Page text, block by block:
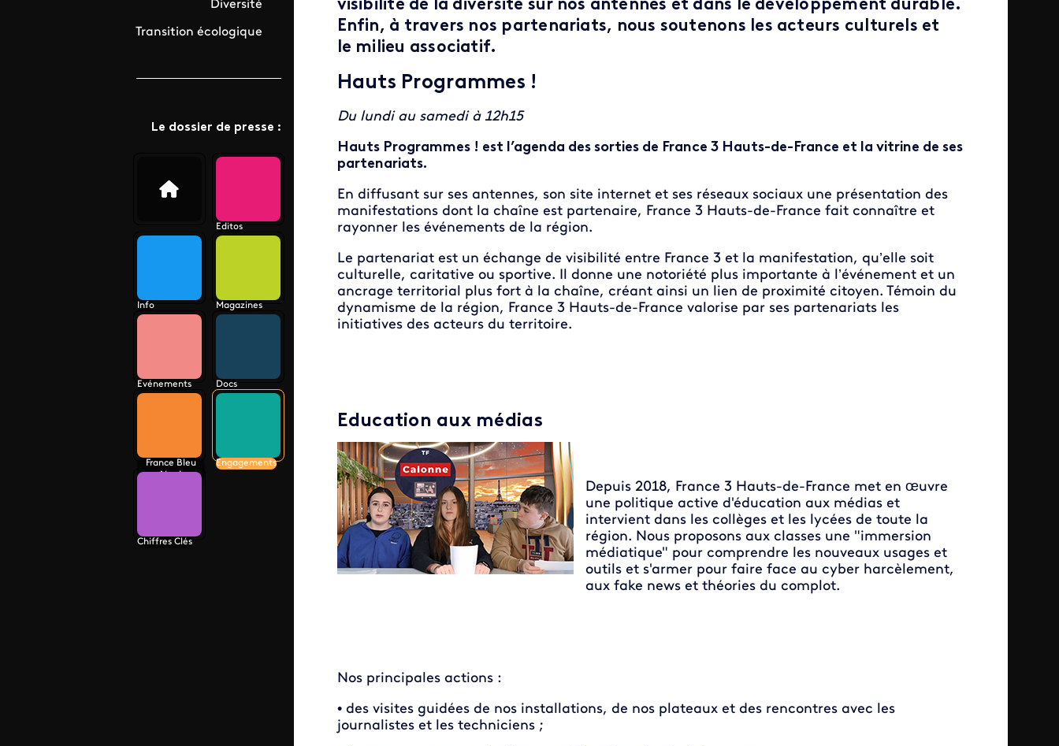
Diversité
Transition écologique
Le dossier de presse :
Editos
Info Magazines
Evénements Docs
France Bleu
Nord
Engagements
Chiffres Clés
visibilité de la diversité sur nos antennes et dans le développement durable.
Enfin, à travers nos partenariats, nous soutenons les acteurs culturels et
le milieu associatif.
Hauts Programmes !
Du lundi au samedi à 12h15
Hauts Programmes ! est l’agenda des sorties de France 3 Hauts-de-France et la vitrine de ses
partenariats.
En diffusant sur ses antennes, son site internet et ses réseaux sociaux une présentation des
manifestations dont la chaîne est partenaire, France 3 Hauts-de-France fait connaître et
rayonner les événements de la région.
Le partenariat est un échange de visi­bilité entre France 3 et la manifestation, qu’elle soit
culturelle, caritative ou sportive. Il donne une notoriété plus importante à l’événement et un
ancrage territorial plus fort à la chaîne, créant ainsi un lien de proximité citoyen. Témoin du
dy­namisme de la région, France 3 Hauts-de-France valorise par ses partenariats les
initiatives des ac­teurs du territoire.
Education aux médias
Depuis 2018, France 3 Hauts-de-France met en œuvre
une politique active d'éducation aux médias et
intervient dans les collèges et les lycées de toute la
région. Nous proposons aux classes une "immersion
médiatique" pour comprendre les nouveaux usages et
outils et s'armer pour faire face au cyber harcèlement,
aux fake news et théories du complot.
Nos principales actions :
• des visites guidées de nos installations, de nos plateaux et des rencontres avec les
journalistes et les techniciens ;